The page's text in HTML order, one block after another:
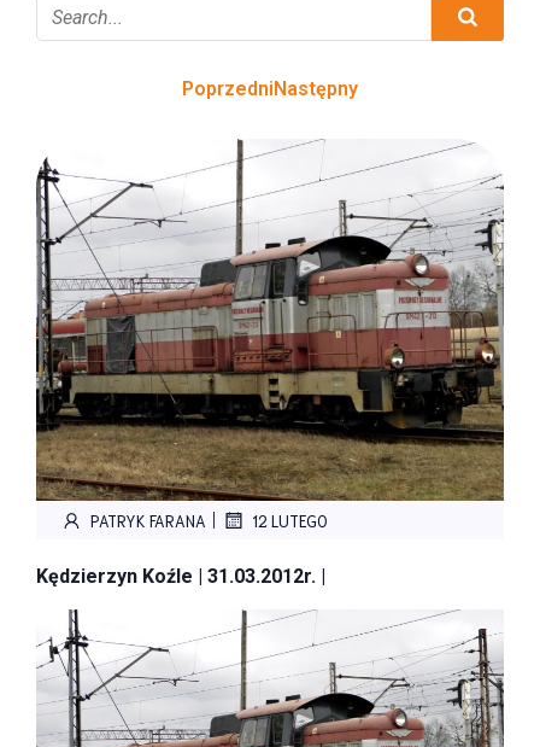
PoprzedniNastępny
PATRYK FARANA | 12 LUTEGO
Kędzierzyn Koźle | 31.03.2012r. |